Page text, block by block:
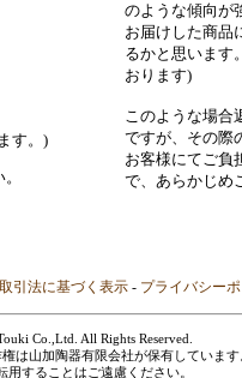
のような傾向が
お届けした商品
るかと思います
おります)
このような場合
ですが、その際
お客様にてご負
で、あらかじめ
す。)
引法に基づく表示 - プライバシー
Co.,Ltd. All Rights Reserved.
は山加陶器有限会社が保有しています
用することはご遠慮ください。